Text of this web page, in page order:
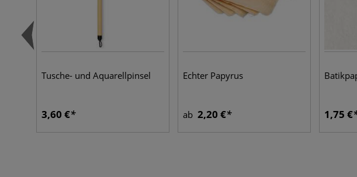
Tusche- und Aquarellpinsel
3,60 €
Echter Papyrus
ab 2,20 € 1,75 €